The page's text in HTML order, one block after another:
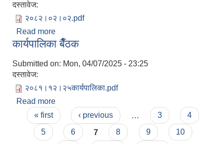
दस्तावेज:
२०८२।०२।०२.pdf
Read more
कार्यपालिका बैँठक
Submitted on: Mon, 04/07/2025 - 23:25
दस्तावेज:
२०८१।१२।२५कार्यपालिका.pdf
Read more
Pages
« first ‹ previous 3
4
5
6 7 8 9
10